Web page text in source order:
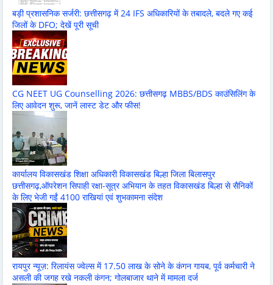
बड़ी प्रशासनिक सर्जरी: छत्तीसगढ़ में 24 IFS अधिकारियों के तबादले, बदले गए कई
जिलों के DFO; देखें पूरी सूची
CG NEET UG Counselling 2026: छत्तीसगढ़ MBBS/BDS काउंसिलिंग के
लिए आवेदन शुरू, जानें लास्ट डेट और फीस!
कार्यालय विकासखंड शिक्षा अधिकारी विकासखंड बिल्हा जिला बिलासपुर
छत्तीसगढ़,ऑपरेशन सिपाही रक्षा-सूत्र अभियान के तहत विकासखंड बिल्हा से सैनिकों
के लिए भेजी गईं 4100 राखियां एवं शुभकामना संदेश
रायपुर न्यूज़: रिलायंस ज्वेल्स में 17.50 लाख के सोने के कंगन गायब, पूर्व कर्मचारी ने
असली की जगह रखे नकली कंगन; गोलबाजार थाने में मामला दर्ज